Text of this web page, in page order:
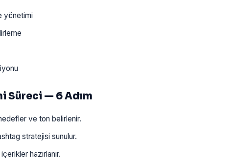
yönetimi
Süreci — 6 Adım
ve ton belirlenir.
stratejisi sunulur.
hazırlanır.